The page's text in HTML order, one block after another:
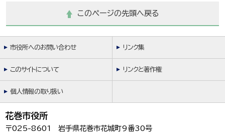
このページの先頭へ戻る
市役所へのお問い合わせ リンク集
このサイトについて リンクと著作権
個人情報の取り扱い
花巻市役所
〒025-8601 岩手県花巻市花城町9番30号